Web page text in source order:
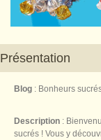
Présentation
Blog : Bonheurs
Description :
sucrés ! Vous y